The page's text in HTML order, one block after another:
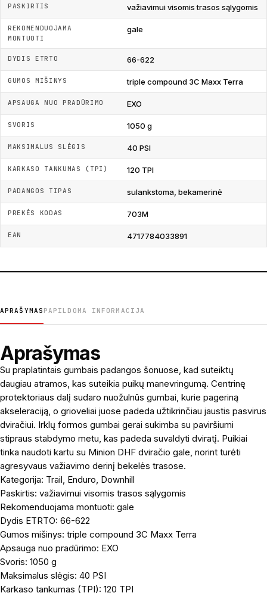
PASKIRTIS važiavimui visomis trasos sąlygomis
REKOMENDUOJAMA
MONTUOTI
gale
DYDIS ETRTO 66-622
GUMOS MIŠINYS triple compound 3C Maxx Terra
APSAUGA NUO PRADŪRIMO EXO
SVORIS 1050 g
MAKSIMALUS SLĖGIS 40 PSI
KARKASO TANKUMAS (TPI) 120 TPI
PADANGOS TIPAS sulankstoma, bekamerinė
PREKĖS KODAS 703M
EAN 4717784033891
APRAŠYMAS PAPILDOMA INFORMACIJA
Aprašymas
Su praplatintais gumbais padangos šonuose, kad suteiktų
daugiau atramos, kas suteikia puikų manevringumą. Centrinę
protektoriaus dalį sudaro nuožulnūs gumbai, kurie pageriną
akseleraciją, o grioveliai juose padeda užtikrinčiau jaustis pasvirus
dviračiui. Irklų formos gumbai gerai sukimba su paviršiumi
stipraus stabdymo metu, kas padeda suvaldyti dviratį. Puikiai
tinka naudoti kartu su Minion DHF dviračio gale, norint turėti
agresyvaus važiavimo derinį bekelės trasose.
Kategorija: Trail, Enduro, Downhill
Paskirtis: važiavimui visomis trasos sąlygomis
Rekomenduojama montuoti: gale
Dydis ETRTO: 66-622
Gumos mišinys: triple compound 3C Maxx Terra
Apsauga nuo pradūrimo: EXO
Svoris: 1050 g
Maksimalus slėgis: 40 PSI
Karkaso tankumas (TPI): 120 TPI